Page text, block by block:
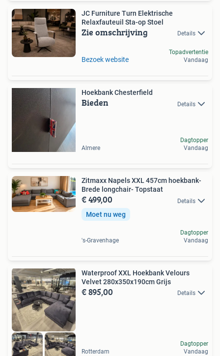
JC Furniture Turn Elektrische
Relaxfauteuil Sta-op Stoel
Zie omschrijving Details
Bezoek website
Topadvertentie
Vandaag
Hoekbank Chesterfield
Bieden Details
Almere
Dagtopper
Vandaag
Zitmaxx Napels XXL 457cm hoekbank-
Brede longchair- Topstaat
€ 499,00 Details
Moet nu weg
's-Gravenhage
Dagtopper
Vandaag
Waterproof XXL Hoekbank Velours
Velvet 280x350x190cm Grijs
€ 895,00 Details
Rotterdam
Dagtopper
Vandaag